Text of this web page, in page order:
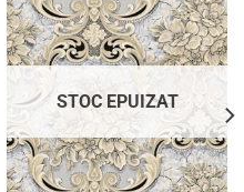
STOC EPUIZAT